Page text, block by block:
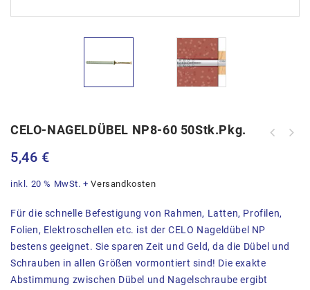
CELO-NAGELDÜBEL NP8-60 50Stk.Pkg.
5,46 €
inkl. 20 % MwSt. +Versandkosten
Für die schnelle Befestigung von Rahmen, Latten, Profilen,
Folien, Elektroschellen etc. ist der CELO Nageldübel NP
bestens geeignet. Sie sparen Zeit und Geld, da die Dübel und
Schrauben in allen Größen vormontiert sind! Die exakte
Abstimmung zwischen Dübel und Nagelschraube ergibt